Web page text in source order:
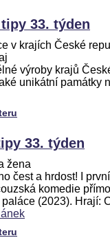
33. týden
v krajích České
výroby krajů
unikátní památky
33. týden
žena
čest a hrdost! I první
komedie
(2023). Hrají: